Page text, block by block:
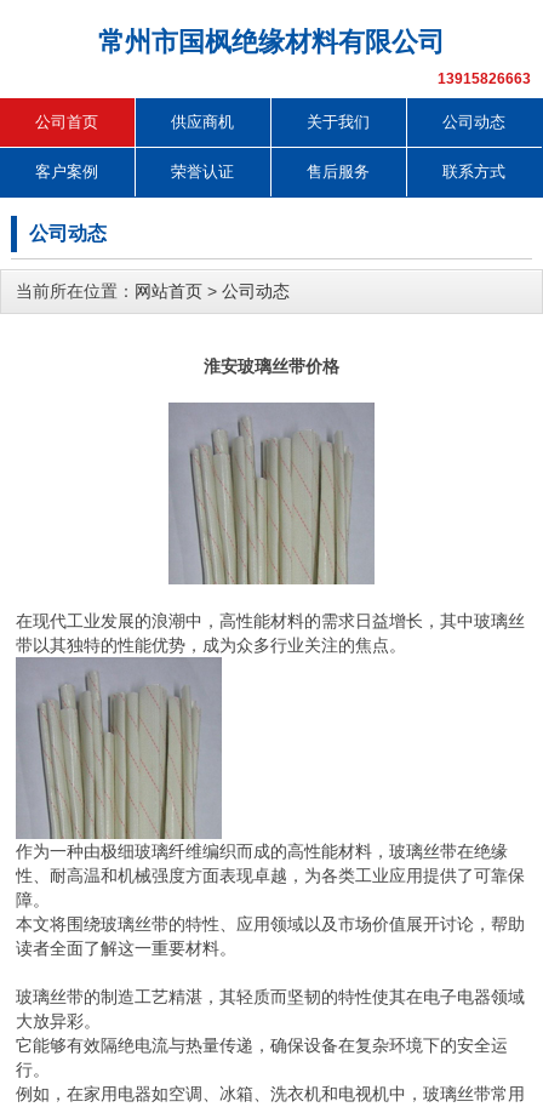
常州市国枫绝缘材料有限公司
13915826663
公司首页 供应商机 关于我们 公司动态
客户案例 荣誉认证 售后服务 联系方式
公司动态
当前所在位置： 网站首页 > 公司动态
淮安玻璃丝带价格
在现代工业发展的浪潮中，高性能材料的需求日益增长，其中玻璃丝
带以其独特的性能优势，成为众多行业关注的焦点。
作为一种由极细玻璃纤维编织而成的高性能材料，玻璃丝带在绝缘
性、耐高温和机械强度方面表现卓越，为各类工业应用提供了可靠保
障。
本文将围绕玻璃丝带的特性、应用领域以及市场价值展开讨论，帮助
读者全面了解这一重要材料。
玻璃丝带的制造工艺精湛，其轻质而坚韧的特性使其在电子电器领域
大放异彩。
它能够有效隔绝电流与热量传递，确保设备在复杂环境下的安全运
行。
例如，在家用电器如空调、冰箱、洗衣机和电视机中，玻璃丝带常用